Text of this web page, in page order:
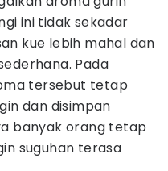
ini tidak sekadar
kue lebih mahal dan
Pada
tersebut tetap
dan disimpan
banyak orang tetap
suguhan terasa